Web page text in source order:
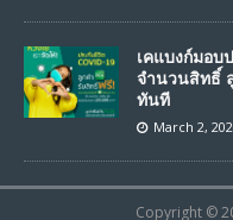
เคแบงก์มอบ
จำนวนสิทธิ์
ทันที
March 2,
Copyright ©